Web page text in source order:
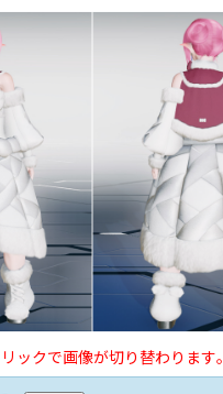
ックで画像が切り替わります｡